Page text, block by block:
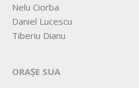
Nelu Ciorba
Daniel Lucescu
Tiberiu Dianu
ORAȘE SUA